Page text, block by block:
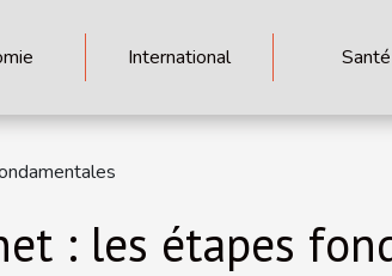
International Santé
: les étapes